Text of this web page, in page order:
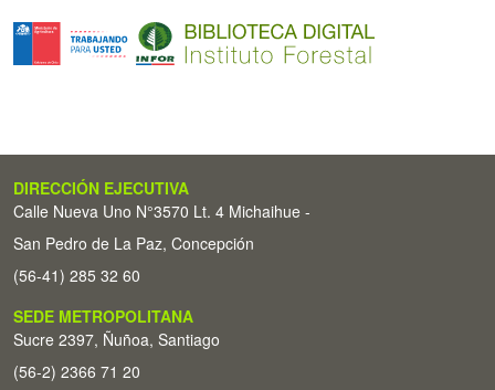
DIRECCIÓN EJECUTIVA
Calle Nueva Uno N°3570 Lt. 4 Michaihue -
San Pedro de La Paz, Concepción
(56-41) 285 32 60
SEDE METROPOLITANA
Sucre 2397, Ñuñoa, Santiago
(56-2) 2366 71 20